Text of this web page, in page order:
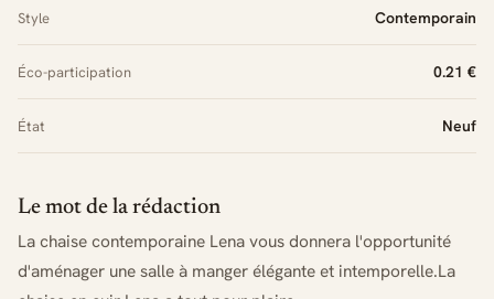
Style Contemporain
Éco-participation 0.21 €
État Neuf
Le mot de la rédaction
La chaise contemporaine Lena vous donnera l'opportunité
d'aménager une salle à manger élégante et intemporelle.La